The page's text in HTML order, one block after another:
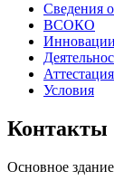
Сведения
ВСОКО
Инновации
Аттестация
Условия
Контакты
Основное здание